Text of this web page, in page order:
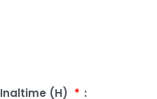
Inaltime (H) *